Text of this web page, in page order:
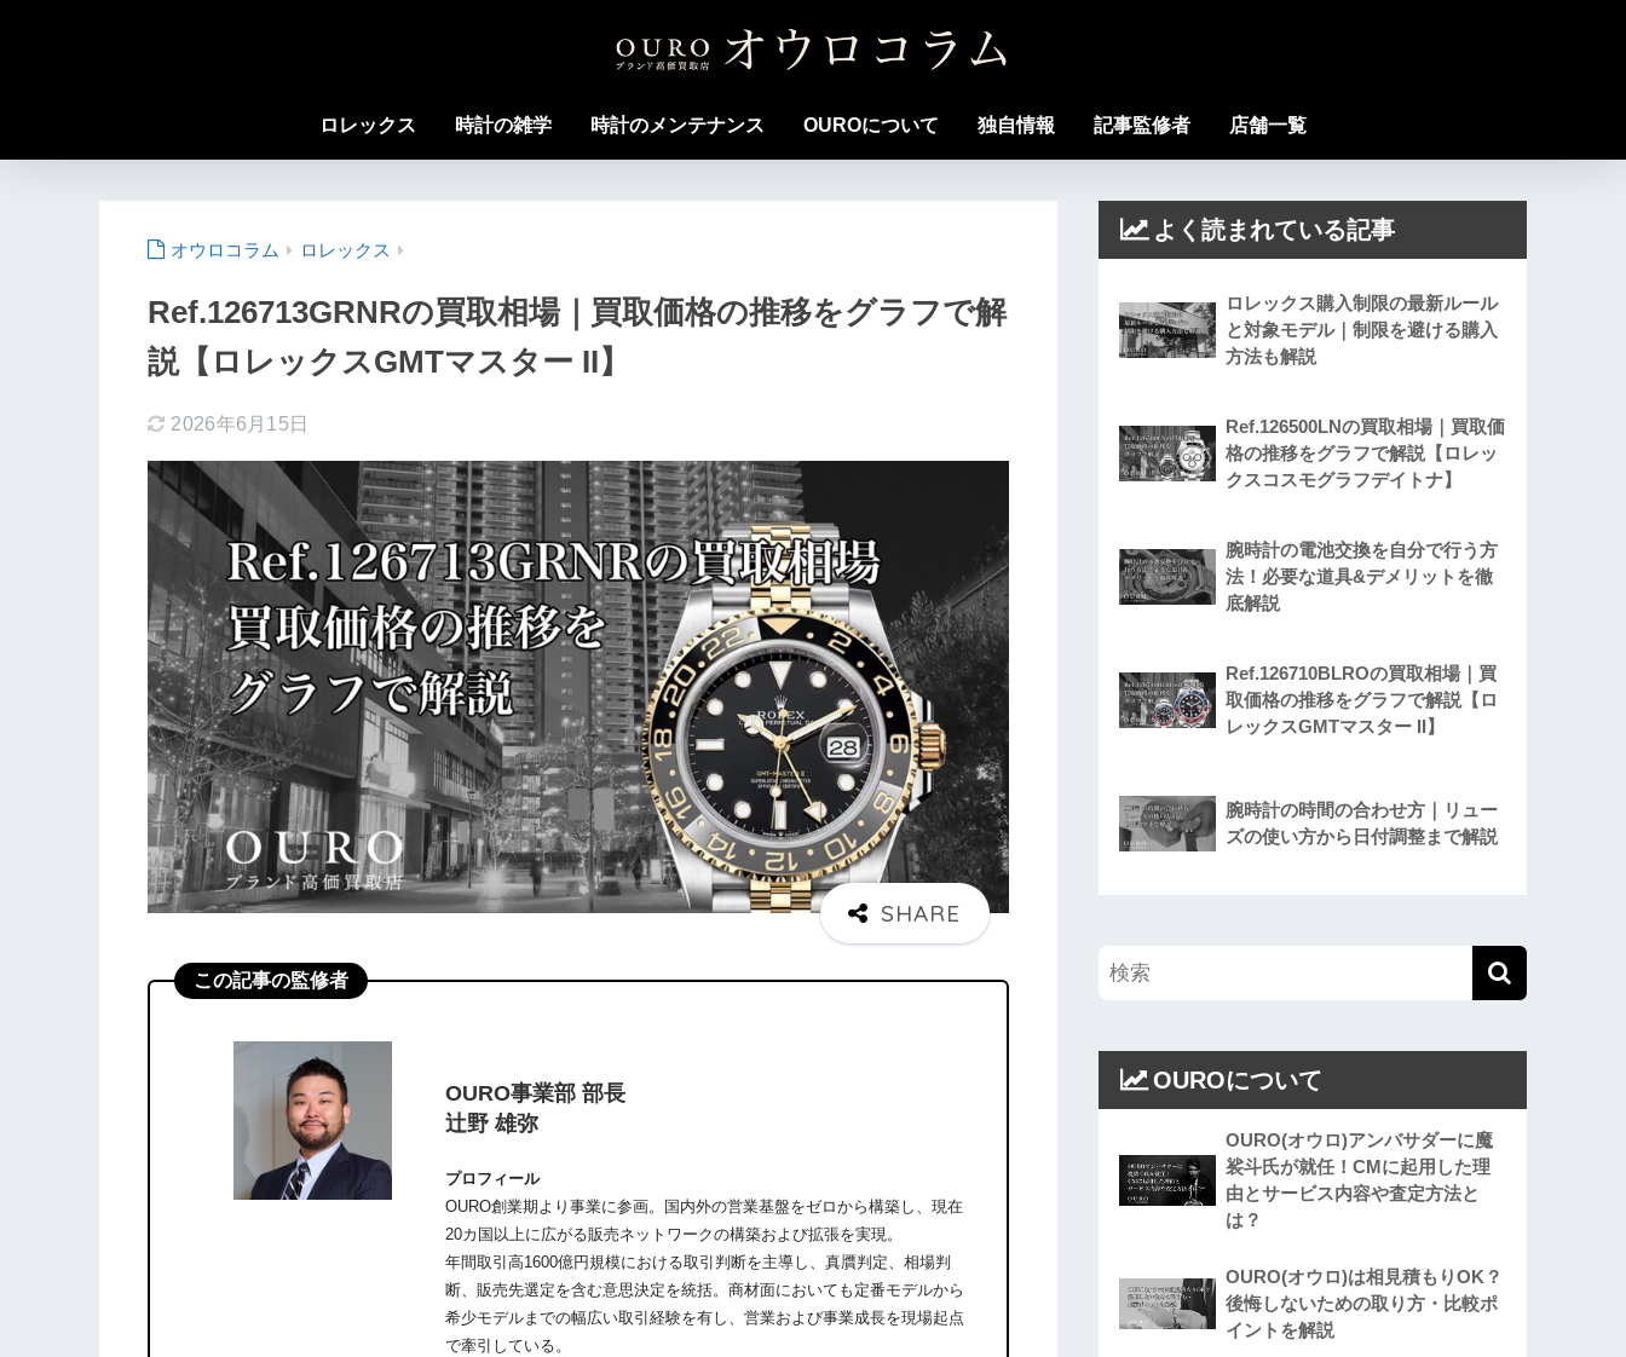
ロレックス 時計の雑学 時計のメンテナンス OUROについて 独自情報 記事監修者 店舗一覧
ロレックス
Ref.126713GRNRの買取相場｜買取価格の推移をグラフで解
説【ロレックスGMTマスター II】
2026年6月15日
この記事の監修者
OURO事業部 部長
辻野 雄弥
プロフィール
OURO創業期より事業に参画。国内外の営業基盤をゼロから構築し、現在
20カ国以上に広がる販売ネットワークの構築および拡張を実現。
年間取引高1600億円規模における取引判断を主導し、真贋判定、相場判
断、販売先選定を含む意思決定を統括。商材面においても定番モデルから
希少モデルまでの幅広い取引経験を有し、営業および事業成長を現場起点
で牽引している。
よく読まれている記事
ロレックス購入制限の最新ルール
と対象モデル｜制限を避ける購入
方法も解説
Ref.126500LNの買取相場｜買取価
格の推移をグラフで解説【ロレッ
クスコスモグラフデイトナ】
腕時計の電池交換を自分で行う方
法！必要な道具&デメリットを徹
底解説
Ref.126710BLROの買取相場｜買
取価格の推移をグラフで解説【ロ
レックスGMTマスター II】
腕時計の時間の合わせ方｜リュー
ズの使い方から日付調整まで解説
OUROについて
OURO(オウロ)アンバサダーに魔
裟斗氏が就任！CMに起用した理
由とサービス内容や査定方法と
は？
OURO(オウロ)は相見積もりOK？
後悔しないための取り方・比較ポ
イントを解説